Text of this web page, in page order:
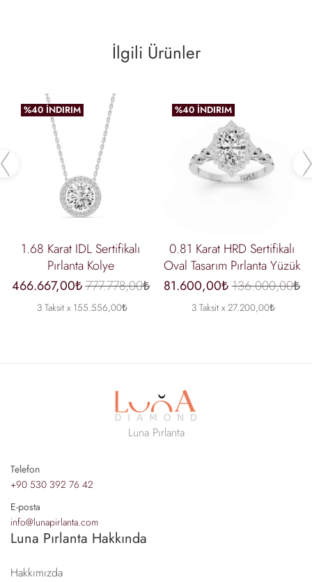
İlgili Ürünler
Previous
%40 İNDIRIM
1.68 Karat IDL Sertifikalı
Pırlanta Kolye
466.667,00₺777.778,00₺
3 Taksit x 155.556,00₺
%40 İNDIRIM
0.81 Karat HRD Sertifikalı
Oval Tasarım Pırlanta Yüzük
81.600,00₺136.000,00₺
3 Taksit x 27.200,00₺
Luna Pırlanta
Telefon
+90 530 392 76 42
E-posta
info@lunapirlanta.com
Luna Pırlanta Hakkında
Hakkımızda